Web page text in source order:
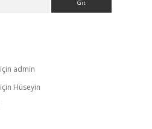
için admin
için Hüseyin